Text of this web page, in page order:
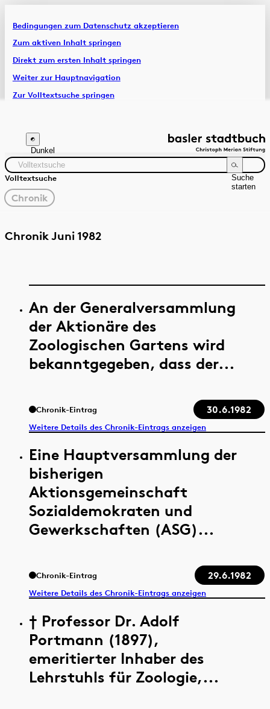
Bedingungen zum Datenschutz akzeptieren
Zum aktiven Inhalt springen
Direkt zum ersten Inhalt springen
Weiter zur Hauptnavigation
Zur Volltextsuche springen
Artikel & Dossiers
Chronik
Dunkel
Volltextsuche
Suche
starten
gewählter
Filter
Chronik
Quelle Zeitraum
Chronik Juni 1982
An der Generalversammlung
der Aktionäre des
Zoologischen Gartens wird
bekanntgegeben, dass der...
Chronik-Eintrag 30.6.1982
Weitere Details des Chronik-Eintrags anzeigen
Eine Hauptversammlung der
bisherigen
Aktionsgemeinschaft
Sozialdemokraten und
Gewerkschaften (ASG)...
Chronik-Eintrag 29.6.1982
Weitere Details des Chronik-Eintrags anzeigen
† Professor Dr. Adolf
Portmann (1897),
emeritierter Inhaber des
Lehrstuhls für Zoologie,...